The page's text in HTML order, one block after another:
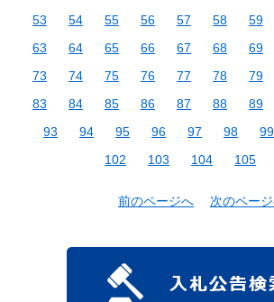
53
54 55 56 57 58 59
63
64 65 66 67 68 69
73
74 75 76 77 78 79
83
84 85 86 87 88 89
93
94 95 96 97 98 99
102
103 104 105
前のページへ 次のペー